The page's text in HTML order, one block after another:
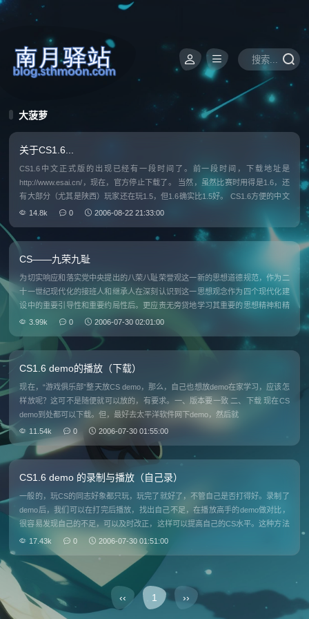
大菠萝
关于CS1.6...
CS1.6中文正式版的出现已经有一段时间了。前一段时间，下载地址是
http://www.esai.cn/，现在，官方停止下载了。 当然，虽然比赛时用得是1.6，还
有大部分（尤其是陕西）玩家还在玩1.5，但1.6确实比1.5好。 CS1.6方便的中文
菜单，且强化了菜单。 CS1.6的新增功
14.8k 0 2006-08-22 21:33:00
CS——九荣九耻
为切实响应和落实党中央提出的八荣八耻荣誉观这一新的思想道德规范，作为二
十一世纪现代化的接班人和继承人在深刻认识到这一思想观念作为四个现代化建
设中的重要引导性和重要约局性后。更应责无旁贷地学习其重要的思想精神和精
髓所在，融会贯通使其如一条红线般贯穿于我们的生活学习和工作当中。 CS是
3.99k 0 2006-07-30 02:01:00
CS1.6 demo的播放（下载）
现在，“游戏俱乐部”整天放CS demo，那么，自己也想放demo在家学习，应该怎
样放呢？这可不是随便就可以放的，有要求。一、版本要一致 二、下载 现在CS
demo到处都可以下载。但，最好去太平洋软件网下demo，然后就
11.54k
0 2006-07-30 01:55:00
CS1.6 demo 的录制与播放（自己录）
一般的，玩CS的同志好象都只玩，玩完了就好了，不管自己是否打得好。录制了
demo后，我们可以在打完后播放，找出自己不足，在播放高手的demo做对比，
很容易发现自己的不足，可以及时改正，这样可以提高自己的CS水平。这种方法
在1.5里没试过，估计没问题。 这里交的方法是针对于H菜单里没有“录制de
17.43k 0 2006-07-30 01:51:00
‹‹ 1 ››